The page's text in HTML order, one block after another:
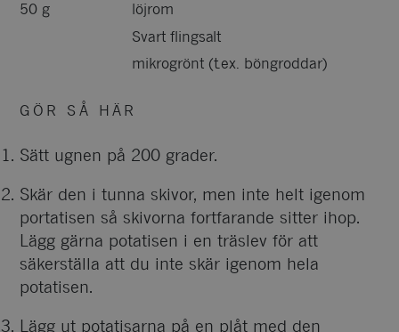
50 g
löjrom
Svart flingsalt
mikrogrönt (t.ex. böngroddar)
GÖR SÅ HÄR
Sätt ugnen på 200 grader.
Skär den i tunna skivor, men inte helt igenom
portatisen så skivorna fortfarande sitter ihop.
Lägg gärna potatisen i en träslev för att
säkerställa att du inte skär igenom hela
potatisen.
Lägg ut potatisarna på en plåt med den